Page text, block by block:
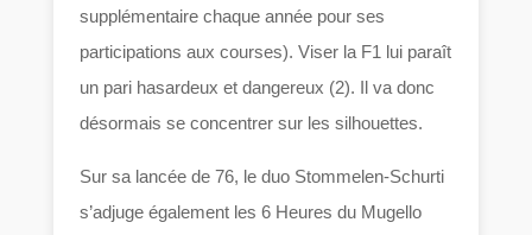
supplémentaire chaque année pour ses
participations aux courses). Viser la F1 lui paraît
un pari hasardeux et dangereux (2). Il va donc
désormais se concentrer sur les silhouettes.
Sur sa lancée de 76, le duo Stommelen-Schurti
s’adjuge également les 6 Heures du Mugello